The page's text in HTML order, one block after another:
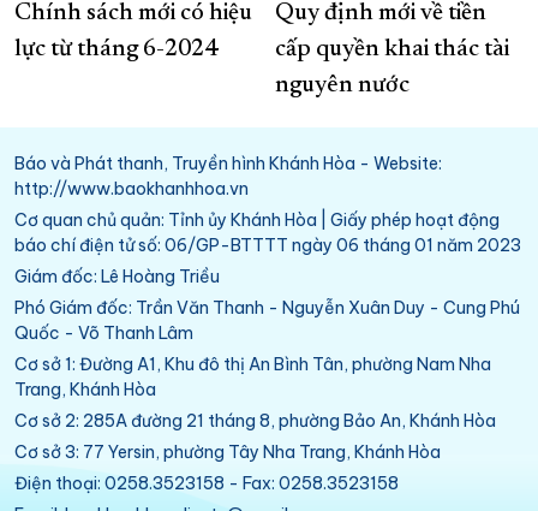
Chính sách mới có hiệu
lực từ tháng 6-2024
Quy định mới về tiền
cấp quyền khai thác tài
nguyên nước
Báo và Phát thanh, Truyền hình Khánh Hòa - Website:
http://www.baokhanhhoa.vn
Cơ quan chủ quản: Tỉnh ủy Khánh Hòa | Giấy phép hoạt động
báo chí điện tử số: 06/GP-BTTTT ngày 06 tháng 01 năm 2023
Giám đốc: Lê Hoàng Triều
Phó Giám đốc: Trần Văn Thanh - Nguyễn Xuân Duy - Cung Phú
Quốc - Võ Thanh Lâm
Cơ sở 1: Đường A1, Khu đô thị An Bình Tân, phường Nam Nha
Trang, Khánh Hòa
Cơ sở 2: 285A đường 21 tháng 8, phường Bảo An, Khánh Hòa
Cơ sở 3: 77 Yersin, phường Tây Nha Trang, Khánh Hòa
Điện thoại: 0258.3523158 - Fax: 0258.3523158